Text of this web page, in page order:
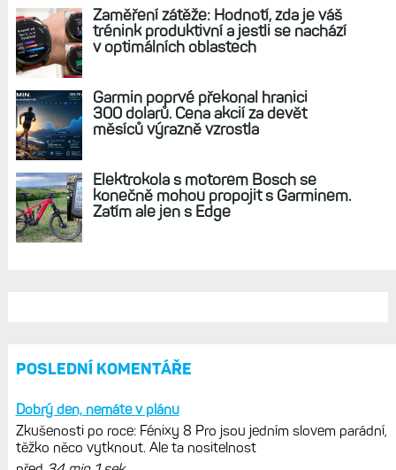
cyklistiky, běhu i chůze
Zkušenosti po roce: Fénixy 8 Pro jsou
jedním slovem parádní, těžko něco
vytknout. Ale ta nositelnost